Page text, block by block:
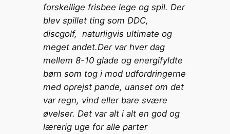
forskellige frisbee lege og spil. Der
blev spillet ting som DDC,
discgolf, naturligvis ultimate og
meget andet.Der var hver dag
mellem 8-10 glade og energifyldte
børn som tog i mod udfordringerne
med oprejst pande, uanset om det
var regn, vind eller bare svære
øvelser. Det var alt i alt en god og
lærerig uge for alle parter